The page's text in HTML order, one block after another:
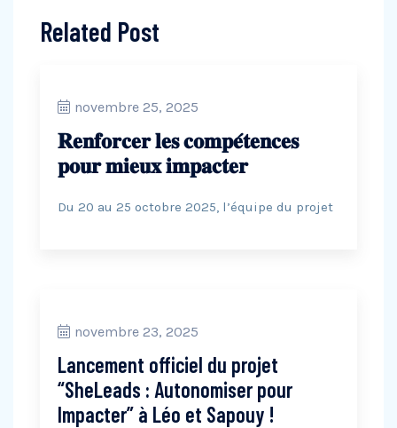
Related Post
novembre 25, 2025
𝐑𝐞𝐧𝐟𝐨𝐫𝐜𝐞𝐫 𝐥𝐞𝐬 𝐜𝐨𝐦𝐩𝐞́𝐭𝐞𝐧𝐜𝐞𝐬
𝐩𝐨𝐮𝐫 𝐦𝐢𝐞𝐮𝐱 𝐢𝐦𝐩𝐚𝐜𝐭𝐞𝐫
Du 20 au 25 octobre 2025, l’équipe du projet
novembre 23, 2025
Lancement officiel du projet
“SheLeads : Autonomiser pour
Impacter” à Léo et Sapouy !